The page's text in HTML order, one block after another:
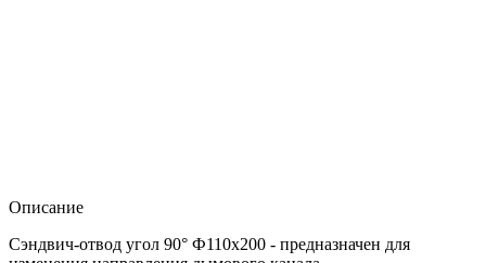
Описание
Сэндвич-отвод угол 90° Ф110х200 - предназначен для